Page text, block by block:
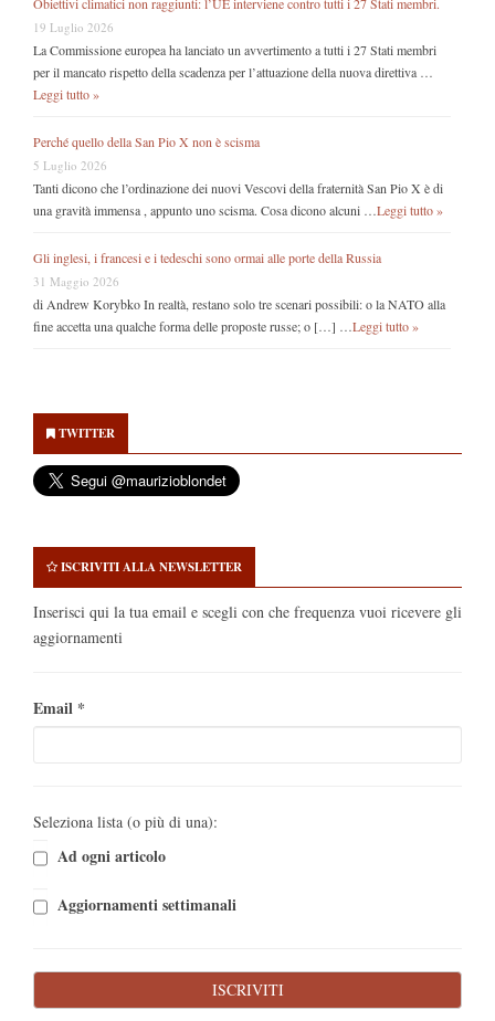
19 Luglio 2026
La Commissione europea ha lanciato un avvertimento a tutti i 27 Stati membri
per il mancato rispetto della scadenza per l’attuazione della nuova direttiva …
Leggi tutto »
Perché quello della San Pio X non è scisma
5 Luglio 2026
Tanti dicono che l’ordinazione dei nuovi Vescovi della fraternità San Pio X è di
una gravità immensa , appunto uno scisma. Cosa dicono alcuni … Leggi tutto »
Gli inglesi, i francesi e i tedeschi sono ormai alle porte della Russia
31 Maggio 2026
di Andrew Korybko In realtà, restano solo tre scenari possibili: o la NATO alla
fine accetta una qualche forma delle proposte russe; o […] … Leggi tutto »
Sidebar
TWITTER
ISCRIVITI ALLA NEWSLETTER
Inserisci qui la tua email e scegli con che frequenza vuoi ricevere gli
aggiornamenti
Email *
Seleziona lista (o più di una):
Ad ogni articolo
Aggiornamenti settimanali